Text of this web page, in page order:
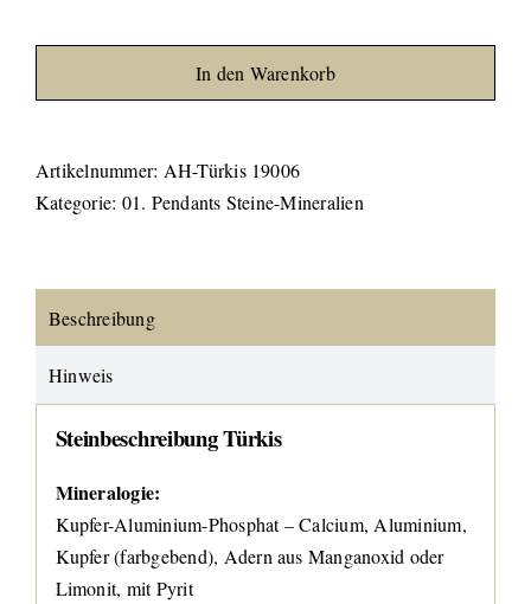
In den Warenkorb
Artikelnummer: AH-Türkis 19006
Kategorie: 01. Pendants Steine-Mineralien
Beschreibung
Hinweis
Steinbeschreibung Türkis
Mineralogie:
Kupfer-Aluminium-Phosphat – Calcium, Aluminium,
Kupfer (farbgebend), Adern aus Manganoxid oder
Limonit, mit Pyrit